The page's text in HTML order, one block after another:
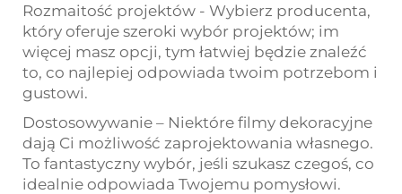
Rozmaitość projektów - Wybierz producenta,
który oferuje szeroki wybór projektów; im
więcej masz opcji, tym łatwiej będzie znaleźć
to, co najlepiej odpowiada twoim potrzebom i
gustowi.
Dostosowywanie – Niektóre filmy dekoracyjne
dają Ci możliwość zaprojektowania własnego.
To fantastyczny wybór, jeśli szukasz czegoś, co
idealnie odpowiada Twojemu pomysłowi.